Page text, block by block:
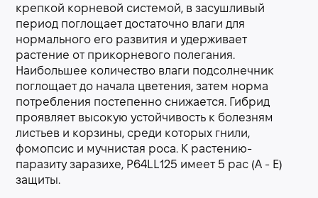
крепкой корневой системой, в засушливый
период поглощает достаточно влаги для
нормального его развития и удерживает
растение от прикорневого полегания.
Наибольшее количество влаги подсолнечник
поглощает до начала цветения, затем норма
потребления постепенно снижается. Гибрид
проявляет высокую устойчивость к болезням
листьев и корзины, среди которых гнили,
фомопсис и мучнистая роса. К растению-
паразиту заразихе, P64LL125 имеет 5 рас (А - Е)
защиты.